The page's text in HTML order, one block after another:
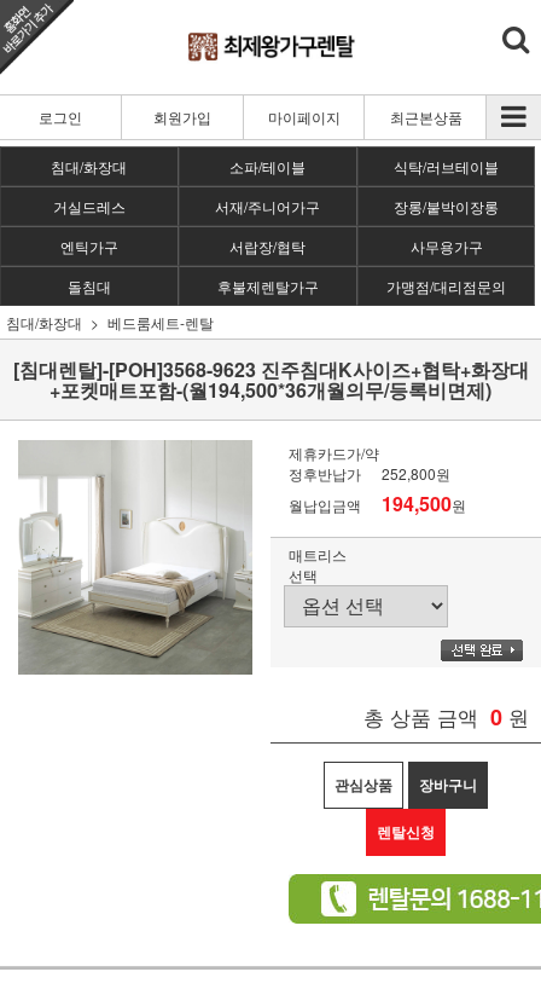
로그인 회원가입 마이페이지 최근본상품
침대/화장대 소파/테이블
식탁/러브테이블
거실드레스
서재/주니어가구
장롱/붙박이장롱
엔틱가구
서랍장/협탁
사무용가구
돌침대
후불제렌탈가구
가맹점/대리점문의
침대/화장대
베드룸세트-렌탈
[침대렌탈]-[POH]3568-9623 진주침대K사이즈+협탁+화장대
+포켓매트포함-(월194,500*36개월의무/등록비면제)
제휴카드가/약
정후반납가
252,800원
월납입금액
194,500원
매트리스
선택
총 상품 금액 0 원
관심상품 장바구니
렌탈신청